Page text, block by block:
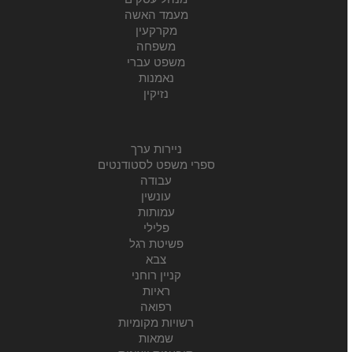
מעמד האשה
מקרקעין
משפחה
משפט עברי
נאמנות
נזיקין
ניירות ערך
ספרי משפט לסטודנטים
עבודה
עונשין
עמותות
פלילי
פשיטת רגל
צבא
קניין רוחני
ראיות
רפואה
רשויות מקומיות
שמאות